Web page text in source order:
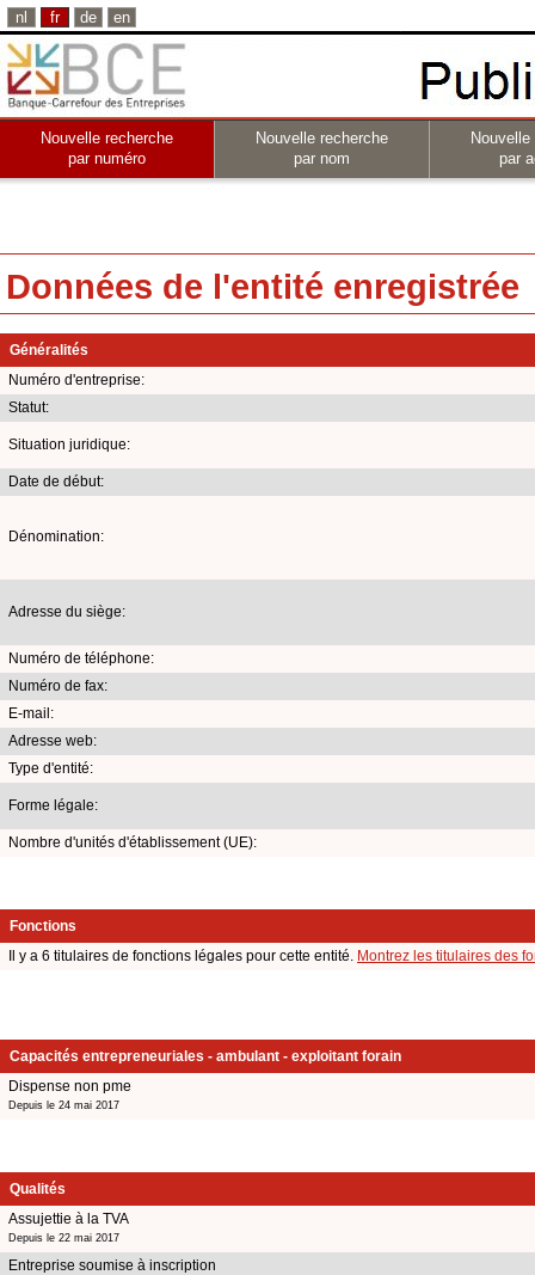
nl fr de en
Nouvelle recherche
par numéro
Nouvelle recherche
par nom
par
Données de l'entité enregistrée
Généralités
Numéro d'entreprise:
Statut:
Situation juridique:
Date de début:
Dénomination:
Adresse du siège:
Numéro de téléphone:
Numéro de fax:
E-mail:
Adresse web:
Type d'entité:
Forme légale:
Nombre d'unités d'établissement (UE):
Fonctions
Il y a 6 titulaires de fonctions légales pour cette entité. Montrez les titulaires des
Capacités entrepreneuriales - ambulant - exploitant forain
Dispense non pme
Depuis le 24 mai 2017
Qualités
Assujettie à la TVA
Depuis le 22 mai 2017
Entreprise soumise à inscription